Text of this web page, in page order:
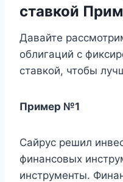
ставкой
Давайте
облигаций с
ставкой, чтобы
Пример №1
Сайрус решил
финансовых
инструменты.